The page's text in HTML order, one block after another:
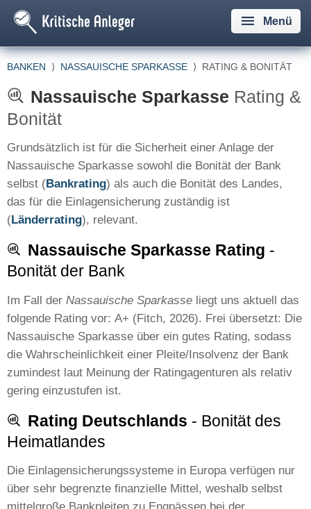
Menü
BANKEN ⟩ NASSAUISCHE SPARKASSE ⟩ RATING & BONITÄT
Nassauische Sparkasse Rating &
Bonität
Grundsätzlich ist für die Sicherheit einer Anlage der
Nassauische Sparkasse sowohl die Bonität der Bank
selbst (Bankrating) als auch die Bonität des Landes,
das für die Einlagensicherung zuständig ist
(Länderrating), relevant.
Nassauische Sparkasse Rating -
Bonität der Bank
Im Fall der Nassauische Sparkasse liegt uns aktuell das
folgende Rating vor: A+ (Fitch, 2026). Frei übersetzt: Die
Nassauische Sparkasse über ein gutes Rating, sodass
die Wahrscheinlichkeit einer Pleite/Insolvenz der Bank
zumindest laut Meinung der Ratingagenturen als relativ
gering einzustufen ist.
Rating Deutschlands - Bonität des
Heimatlandes
Die Einlagensicherungssysteme in Europa verfügen nur
über sehr begrenzte finanzielle Mittel, weshalb selbst